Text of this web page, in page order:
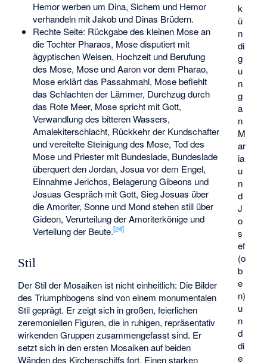
k
ü
n
di
g
u
n
g
a
n
M
ar
ia
u
n
d
J
o
s
ef
(o
b
e
n)
u
n
d
di
e
Hemor werben um Dina, Sichem und Hemor
verhandeln mit Jakob und Dinas Brüdern.
Rechte Seite: Rückgabe des kleinen Mose an
die Tochter Pharaos, Mose disputiert mit
ägyptischen Weisen, Hochzeit und Berufung
des Mose, Mose und Aaron vor dem Pharao,
Mose erklärt das Passahmahl, Mose befiehlt
das Schlachten der Lämmer, Durchzug durch
das Rote Meer, Mose spricht mit Gott,
Verwandlung des bitteren Wassers,
Amalekiterschlacht, Rückkehr der Kundschafter
und vereitelte Steinigung des Mose, Tod des
Mose und Priester mit Bundeslade, Bundeslade
überquert den Jordan, Josua vor dem Engel,
Einnahme Jerichos, Belagerung Gibeons und
Josuas Gespräch mit Gott, Sieg Josuas über
die Amoriter, Sonne und Mond stehen still über
Gideon, Verurteilung der Amoriterkönige und
Verteilung der Beute.[24]
Stil
Der Stil der Mosaiken ist nicht einheitlich: Die Bilder
des Triumphbogens sind von einem monumentalen
Stil geprägt. Er zeigt sich in großen, feierlichen
zeremoniellen Figuren, die in ruhigen, repräsentativ
wirkenden Gruppen zusammengefasst sind. Er
setzt sich in den ersten Mosaiken auf beiden
Wänden des Kirchenschiffs fort. Einen starken